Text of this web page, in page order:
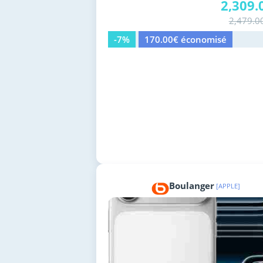
-7%
170.00€ économisé
Boulanger [APPLE]